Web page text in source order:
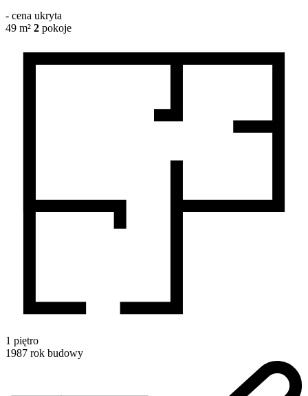
- cena ukryta
49 m² 2 pokoje
1 piętro
1987 rok budowy